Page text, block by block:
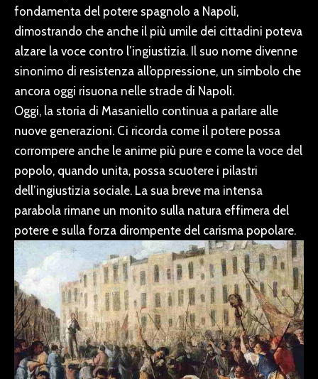
fondamenta del potere spagnolo a Napoli,
dimostrando che anche il più umile dei cittadini poteva
alzare la voce contro l’ingiustizia. Il suo nome divenne
sinonimo di resistenza all’oppressione, un simbolo che
ancora oggi risuona nelle strade di Napoli.
Oggi, la storia di Masaniello continua a parlare alle
nuove generazioni. Ci ricorda come il potere possa
corrompere anche le anime più pure e come la voce del
popolo, quando unita, possa scuotere i pilastri
dell’ingiustizia sociale. La sua breve ma intensa
parabola rimane un monito sulla natura effimera del
potere e sulla forza dirompente del carisma popolare.